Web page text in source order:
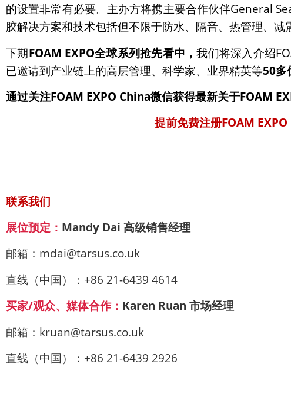
的设置非常有必要。主办方将携主要合作伙伴General
胶解决方案和技术包括但不限于防水、隔音、热管理、减
下期FOAM EXPO全球系列抢先看中 ，我们将深入介绍
已邀请到产业链上的高层管理、科学家、业界精英等50多
通过关注FOAM EXPO China微信获得最新关于FOAM
提前免费注册FOAM
联系我们
展位预定： Mandy Dai 高级销售经理
邮箱：mdai@tarsus.co.uk
直线（中国）：+86 21-6439 4614
买家/观众、媒体合作： Karen Ruan 市场经理
邮箱：kruan@tarsus.co.uk
直线（中国）：+86 21-6439 2926